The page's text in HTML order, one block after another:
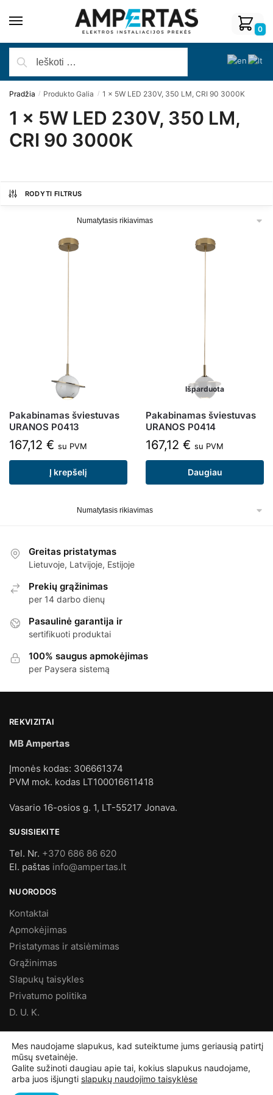
0
Pradžia / Produkto Galia / 1 x 5W LED 230V, 350 LM, CRI 90 3000K
1 x 5W LED 230V, 350 LM,
CRI 90 3000K
RODYTI FILTRUS
Pakabinamas šviestuvas
URANOS P0413
167,12 € su PVM
Į krepšelį
Išparduota
Pakabinamas šviestuvas
URANOS P0414
167,12 € su PVM
Daugiau
Greitas pristatymas
Lietuvoje, Latvijoje, Estijoje
Prekių grąžinimas
per 14 darbo dienų
Pasaulinė garantija ir
sertifikuoti produktai
100% saugus apmokėjimas
per Paysera sistemą
REKVIZITAI
MB Ampertas
Įmonės kodas: 306661374
PVM mok. kodas LT100016611418
Vasario 16-osios g. 1, LT-55217 Jonava.
SUSISIEKITE
Tel. Nr. +370 686 86 620
El. paštas info@ampertas.lt
NUORODOS
Kontaktai
Apmokėjimas
Pristatymas ir atsiėmimas
Grąžinimas
Slapukų taisykles
Privatumo politika
D. U. K.
©Ampertas.lt2025, Visos teisės saugomos
Mes naudojame slapukus, kad suteiktume jums geriausią patirtį
mūsų svetainėje.
Galite sužinoti daugiau apie tai, kokius slapukus naudojame,
arba juos išjungti slapukų naudojimo taisyklėse